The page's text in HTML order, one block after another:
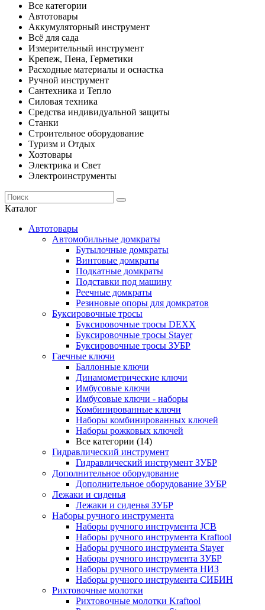
Все категории
Автотовары
Аккумуляторный инструмент
Всё для сада
Измерительный инструмент
Крепеж, Пена, Герметики
Расходные материалы и оснастка
Ручной инструмент
Сантехника и Тепло
Силовая техника
Средства индивидуальной защиты
Станки
Строительное оборудование
Туризм и Отдых
Хозтовары
Электрика и Свет
Электроинструменты
Каталог
Автотовары
Автомобильные домкраты
Бутылочные домкраты
Винтовые домкраты
Подкатные домкраты
Подставки под машину
Реечные домкраты
Резиновые опоры для домкратов
Буксировочные тросы
Буксировочные тросы DEXX
Буксировочные тросы Stayer
Буксировочные тросы ЗУБР
Гаечные ключи
Баллонные ключи
Динамометрические ключи
Имбусовые ключи
Имбусовые ключи - наборы
Комбинированные ключи
Наборы комбинированных ключей
Наборы рожковых ключей
Все категории (14)
Гидравлический инструмент
Гидравлический инструмент ЗУБР
Дополнительное оборудование
Дополнительное оборудование ЗУБР
Лежаки и сиденья
Лежаки и сиденья ЗУБР
Наборы ручного инструмента
Наборы ручного инструмента JCB
Наборы ручного инструмента Kraftool
Наборы ручного инструмента Stayer
Наборы ручного инструмента ЗУБР
Наборы ручного инструмента НИЗ
Наборы ручного инструмента СИБИН
Рихтовочные молотки
Рихтовочные молотки Kraftool